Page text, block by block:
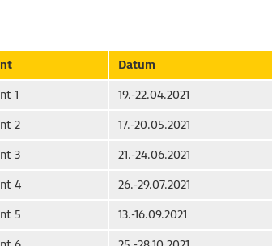
Datum
1 19.-22.04.2021
2 17.-20.05.2021
3 21.-24.06.2021
4 26.-29.07.2021
5 13.-16.09.2021